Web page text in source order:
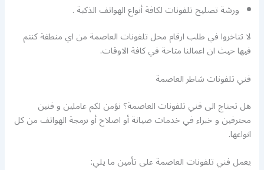
ورشة تصليح تلفونات لكافة أنواع الهواتف الذكية .
لا تتاخروا في طلب ارقام محل تلفونات العاصمة من اي منطقة كنتم
فيها حيث ان اعمالنا متاحة في كافة الاوقات.
فني تلفونات شاطر العاصمة
هل تحتاج الى فني تلفونات العاصمة؟ نؤمن لكم عاملين و فنين
محترفين و خبراء في خدمات صيانة أو اصلاح أو برمجة الهواتف من كل
انواعها.
يعمل فني تلفونات العاصمة على تأمين ما يلي: